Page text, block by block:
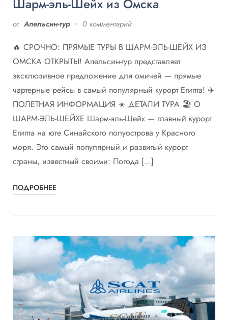
Шарм-эль-Шейх из Омска
от Апельсин-тур 0 комментарий
🔥 СРОЧНО: ПРЯМЫЕ ТУРЫ В ШАРМ-ЭЛЬ-ШЕЙХ ИЗ
ОМСКА ОТКРЫТЫ! Апельсин-тур представляет
эксклюзивное предложение для омичей — прямые
чартерные рейсы в самый популярный курорт Египта! ✈️
ПОЛЕТНАЯ ИНФОРМАЦИЯ ☀️ ДЕТАЛИ ТУРА 🏖️ О
ШАРМ-ЭЛЬ-ШЕЙХЕ Шарм-эль-Шейх — главный курорт
Египта на юге Синайского полуострова у Красного
моря. Это самый популярный и развитый курорт
страны, известный своими: Погода […]
ПОДРОБНЕЕ